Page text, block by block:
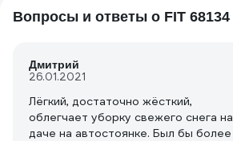
Вопросы и ответы о FIT 68134
Дмитрий
26.01.2021
Лёгкий, достаточно жёсткий,
облегчает уборку свежего снега на
даче на автостоянке. Был бы более